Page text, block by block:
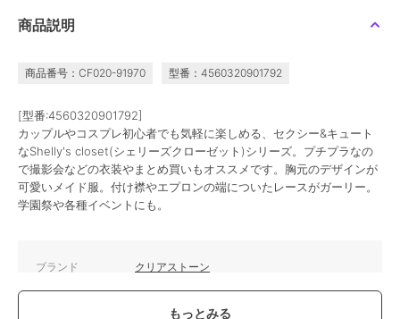
商品説明
商品番号：CF020-91970 型番：4560320901792
[型番:4560320901792]
カップルやコスプレ初心者でも気軽に楽しめる、セクシー&キュート
なShelly's closet(シェリーズクローゼット)シリーズ。プチプラなの
で撮影会などの衣装やまとめ買いもオススメです。胸元のデザインが
可愛いメイド服。付け襟やエプロンの端についたレースがガーリー。
学園祭や各種イベントにも。
ブランド クリアストーン
ショップ Maris Japan